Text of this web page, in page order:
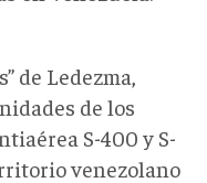
de Ledezma,
de los
S-400 y S-
venezolano